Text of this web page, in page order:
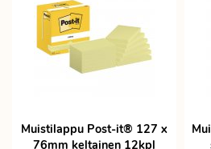
Muistilappu Post-it® 127 x
76mm keltainen 12kpl